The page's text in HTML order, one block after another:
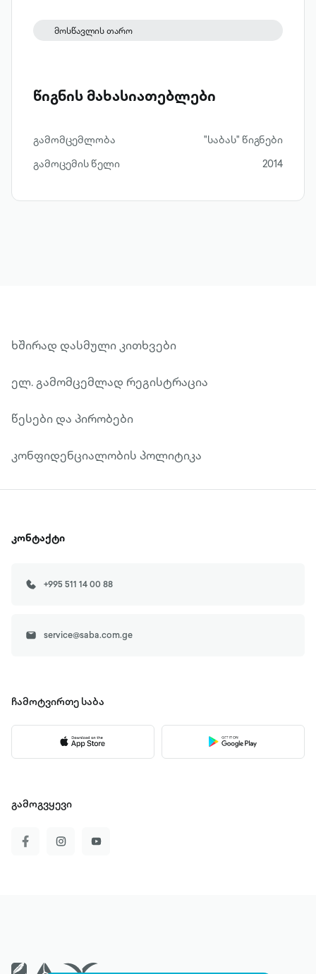
მოსწავლის თარო
წიგნის მახასიათებლები
გამომცემლობა
"საბას" წიგნები
გამოცემის წელი
2014
ხშირად დასმული კითხვები
ელ. გამომცემლად რეგისტრაცია
წესები და პირობები
კონფიდენციალობის პოლიტიკა
კონტაქტი
+995 511 14 00 88
service@saba.com.ge
ჩამოტვირთე საბა
გამოგვყევი